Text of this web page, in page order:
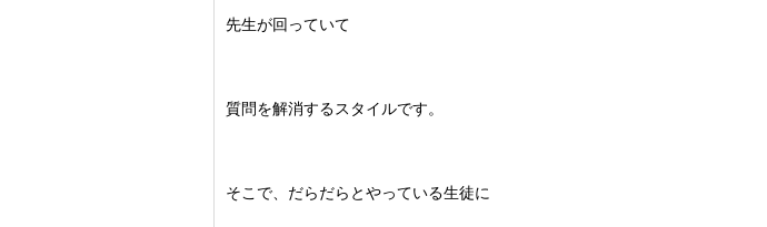
先生が回っていて
質問を解消するスタイルです。
そこで、だらだらとやっている生徒に